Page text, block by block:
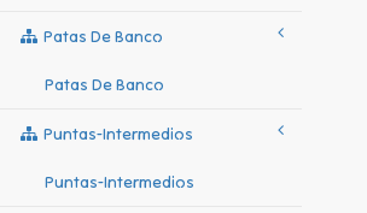
Patas De Banco
Patas De Banco
Puntas-Intermedios
Puntas-Intermedios